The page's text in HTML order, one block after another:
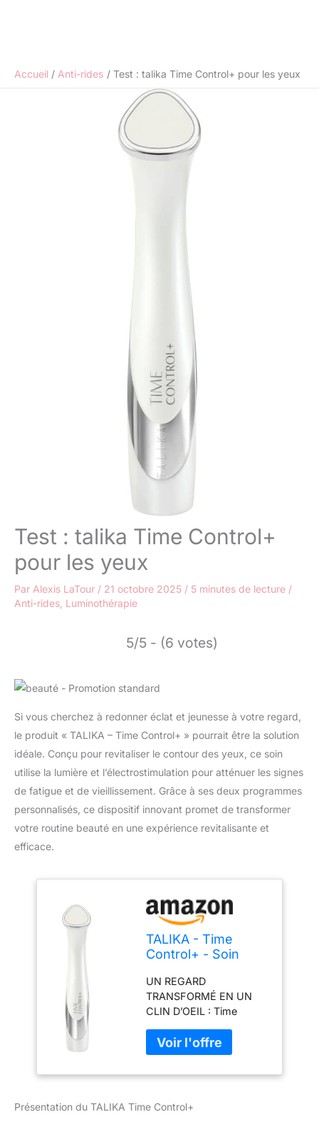
Accueil Anti-rides Test : talika Time Control+ pour les yeux
Test : talika Time Control+
pour les yeux
Par Alexis LaTour / 21 octobre 2025 / 5 minutes de lecture /
Anti-rides Luminothérapie
5/5 - (6 votes)
Si vous cherchez à redonner éclat et jeunesse à votre regard,
le produit « TALIKA – Time Control+ » pourrait être la solution
idéale. Conçu pour revitaliser le contour des yeux, ce soin
utilise la lumière et l’électrostimulation pour atténuer les signes
de fatigue et de vieillissement. Grâce à ses deux programmes
personnalisés, ce dispositif innovant promet de transformer
votre routine beauté en une expérience revitalisante et
efficace.
TALIKA - Time
Control+ - Soin
Des Yeux - 2
Programmes -
Lumière Et
Électrostimulation
UN REGARD
TRANSFORMÉ EN UN
CLIN D’OEIL : Time
spécialement conçu pour
le contour de l'oeil.
regard à combiner le
Présentation du TALIKA Time Control+